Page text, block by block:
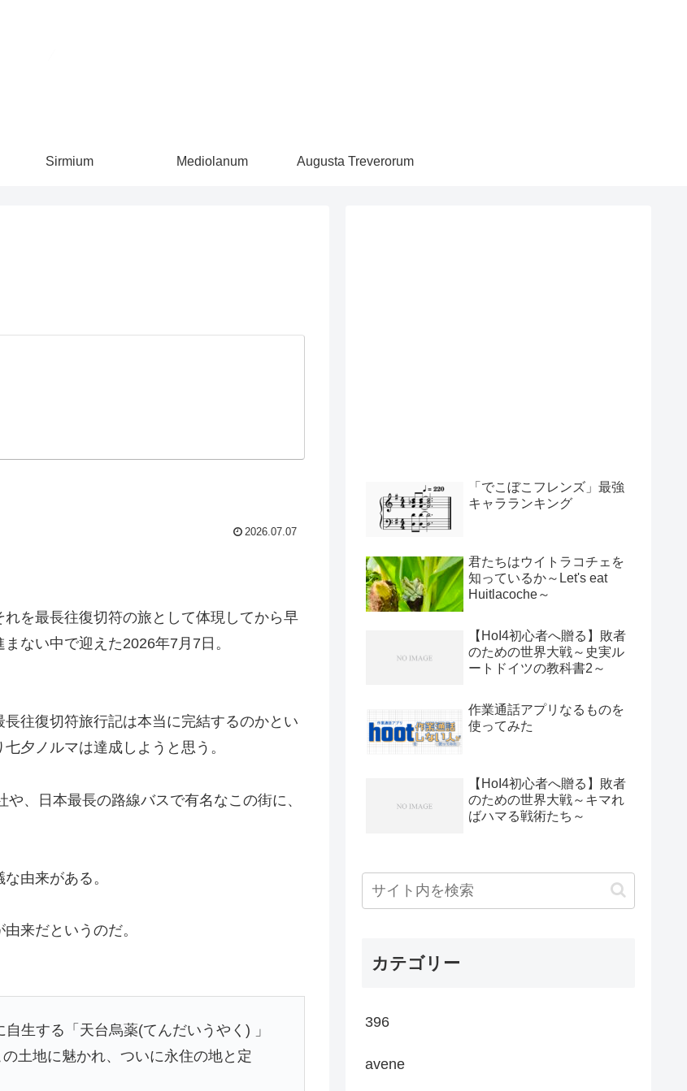
Sirmium Mediolanum Augusta Treverorum
2026.07.07
を最長往復切符の旅として体現してから早
ない中で迎えた2026年7月7日。
往復切符旅行記は本当に完結するのかとい
夕ノルマは達成しようと思う。
、日本最長の路線バスで有名なこの街に、
由来がある。
来だというのだ。
生する「天台烏薬(てんだいうやく) 」
土地に魅かれ、ついに永住の地と定
「でこぼこフレンズ」最強
キャラランキング
君たちはウイトラコチェを
知っているか～Let's eat
Huitlacoche～
【HoI4初心者へ贈る】敗者
のための世界大戦～史実ル
ートドイツの教科書2～
作業通話アプリなるものを
使ってみた
【HoI4初心者へ贈る】敗者
のための世界大戦～キマれ
ばハマる戦術たち～
カテゴリー
396
avene